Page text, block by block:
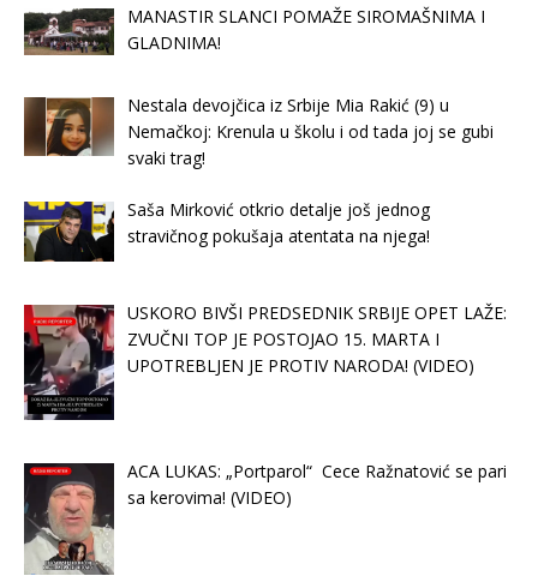
MANASTIR SLANCI POMAŽE SIROMAŠNIMA I
GLADNIMA!
Nestala devojčica iz Srbije Mia Rakić (9) u
Nemačkoj: Krenula u školu i od tada joj se gubi
svaki trag!
Saša Mirković otkrio detalje još jednog
stravičnog pokušaja atentata na njega!
USKORO BIVŠI PREDSEDNIK SRBIJE OPET LAŽE:
ZVUČNI TOP JE POSTOJAO 15. MARTA I
UPOTREBLJEN JE PROTIV NARODA! (VIDEO)
ACA LUKAS: „Portparol“ Cece Ražnatović se pari
sa kerovima! (VIDEO)